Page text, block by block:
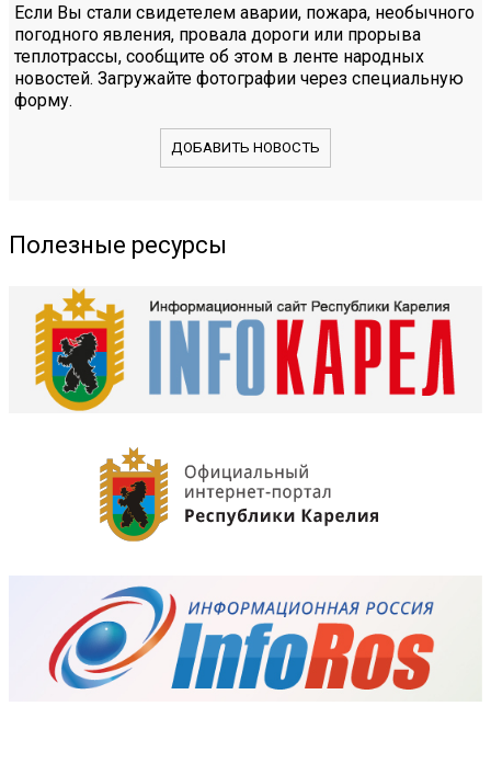
Если Вы стали свидетелем аварии, пожара, необычного
погодного явления, провала дороги или прорыва
теплотрассы, сообщите об этом в ленте народных
новостей. Загружайте фотографии через специальную
форму.
ДОБАВИТЬ НОВОСТЬ
Полезные ресурсы